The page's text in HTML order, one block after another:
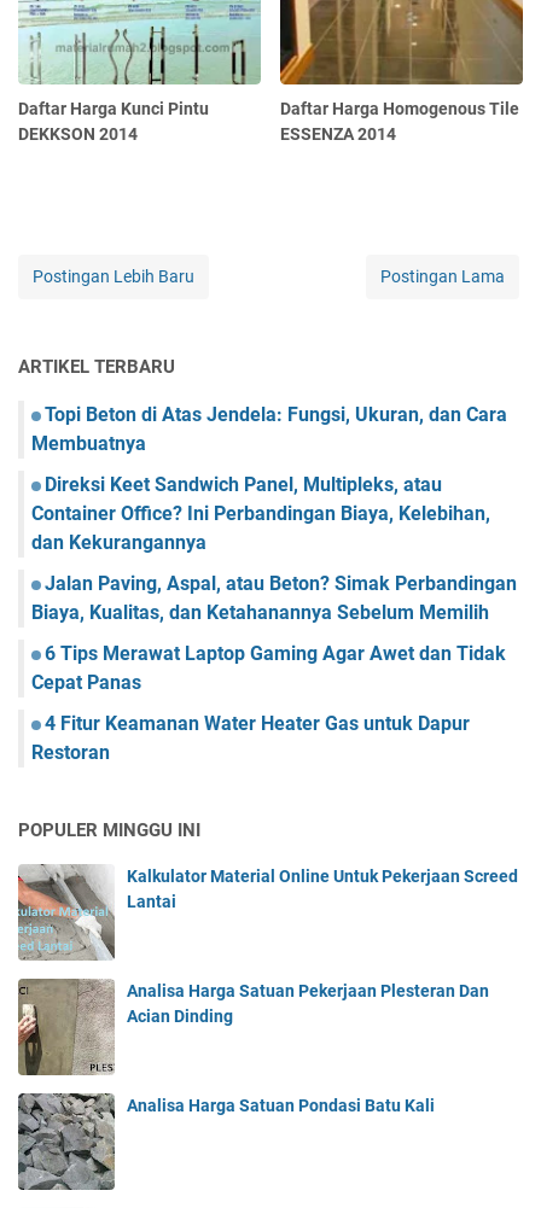
Daftar Harga Kunci Pintu
DEKKSON 2014
Daftar Harga Homogenous Tile
ESSENZA 2014
Postingan Lebih Baru Postingan Lama
ARTIKEL TERBARU
Topi Beton di Atas Jendela: Fungsi, Ukuran, dan Cara
Membuatnya
Direksi Keet Sandwich Panel, Multipleks, atau
Container Office? Ini Perbandingan Biaya, Kelebihan,
dan Kekurangannya
Jalan Paving, Aspal, atau Beton? Simak Perbandingan
Biaya, Kualitas, dan Ketahanannya Sebelum Memilih
6 Tips Merawat Laptop Gaming Agar Awet dan Tidak
Cepat Panas
4 Fitur Keamanan Water Heater Gas untuk Dapur
Restoran
POPULER MINGGU INI
Kalkulator Material Online Untuk Pekerjaan Screed
Lantai
Analisa Harga Satuan Pekerjaan Plesteran Dan
Acian Dinding
Analisa Harga Satuan Pondasi Batu Kali